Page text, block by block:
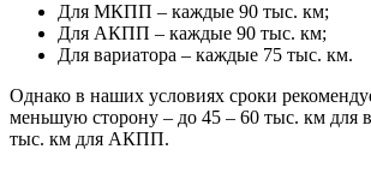
Для МКПП – каждые 90 тыс. км;
Для АКПП – каждые 90 тыс. км;
Для вариатора – каждые 75 тыс. км.
Однако в наших условиях сроки
меньшую сторону – до 45 – 60 тыс. км для
тыс. км для АКПП.